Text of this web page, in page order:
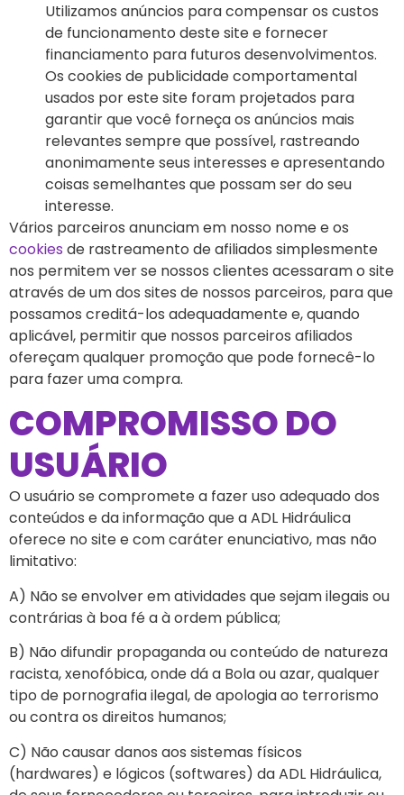
Utilizamos anúncios para compensar os custos
de funcionamento deste site e fornecer
financiamento para futuros desenvolvimentos.
Os cookies de publicidade comportamental
usados por este site foram projetados para
garantir que você forneça os anúncios mais
relevantes sempre que possível, rastreando
anonimamente seus interesses e apresentando
coisas semelhantes que possam ser do seu
interesse.
Vários parceiros anunciam em nosso nome e os
cookies de rastreamento de afiliados simplesmente
nos permitem ver se nossos clientes acessaram o site
através de um dos sites de nossos parceiros, para que
possamos creditá-los adequadamente e, quando
aplicável, permitir que nossos parceiros afiliados
ofereçam qualquer promoção que pode fornecê-lo
para fazer uma compra.
COMPROMISSO DO
USUÁRIO
O usuário se compromete a fazer uso adequado dos
conteúdos e da informação que a ADL Hidráulica
oferece no site e com caráter enunciativo, mas não
limitativo:
A) Não se envolver em atividades que sejam ilegais ou
contrárias à boa fé a à ordem pública;
B) Não difundir propaganda ou conteúdo de natureza
racista, xenofóbica, onde dá a Bola ou azar, qualquer
tipo de pornografia ilegal, de apologia ao terrorismo
ou contra os direitos humanos;
C) Não causar danos aos sistemas físicos
(hardwares) e lógicos (softwares) da ADL Hidráulica,